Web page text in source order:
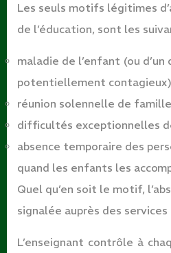
Les seuls motifs légitimes
de l’éducation, sont les
maladie de l’enfant (ou d’un
potentiellement contagieux)
réunion solennelle de famille
difficultés exceptionnelles
absence temporaire des
quand les enfants les
Quel qu’en soit le motif,
signalée auprès des services
L’enseignant contrôle à